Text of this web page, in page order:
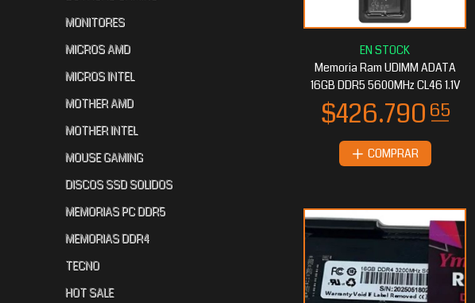
MONITORES
MICROS AMD
MICROS INTEL
MOTHER AMD
MOTHER INTEL
MOUSE GAMING
DISCOS SSD SOLIDOS
MEMORIAS PC DDR5
MEMORIAS DDR4
TECNO
HOT SALE
Memoria Ram UDIMM ADATA
16GB DDR5 5600MHz CL46 1.1V
COMPRAR
$250.141 65 $238.218 $233.325